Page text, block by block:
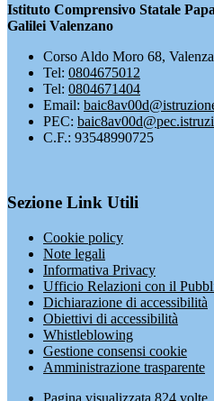
Istituto Comprensivo Statale
Galilei Valenzano
Corso Aldo Moro 68,
Tel: 0804675012
Tel: 0804671404
Email:
PEC:
C.F.: 93548990725
Sezione Link Utili
Cookie policy
Note legali
Informativa Privacy
Ufficio Relazioni con il
Dichiarazione di accessibilità
Obiettivi di accessibilità
Whistleblowing
Gestione consensi cookie
Amministrazione trasparente
Pagina visualizzata 824 volte